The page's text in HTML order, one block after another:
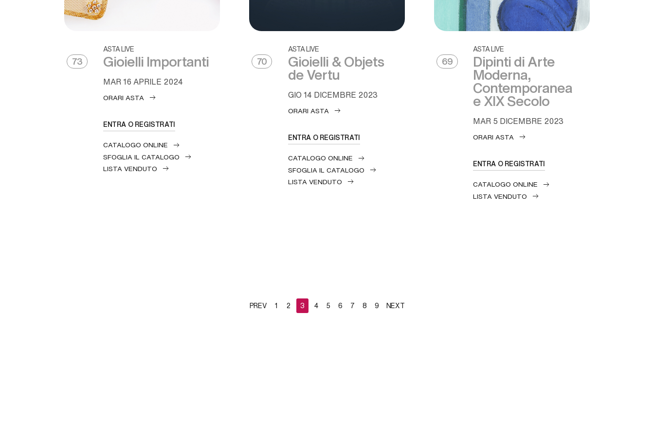
73
ASTA LIVE
Gioielli Importanti
MAR16 APRILE 2024
ORARI ASTA
ENTRA O REGISTRATI
CATALOGO ONLINE
SFOGLIA IL CATALOGO
LISTA VENDUTO
70
ASTA LIVE
Gioielli & Objets
de Vertu
GIO 14 DICEMBRE 2023
ORARI ASTA
ENTRA O REGISTRATI
CATALOGO ONLINE
SFOGLIA IL CATALOGO
LISTA VENDUTO
69
ASTA LIVE
Dipinti di Arte
Moderna,
Contemporanea
e XIX Secolo
MAR 5 DICEMBRE 2023
ORARI ASTA
ENTRA O REGISTRATI
CATALOGO ONLINE
LISTA VENDUTO
PREV 1 2 3 4 5 6 7 8 9 NEXT